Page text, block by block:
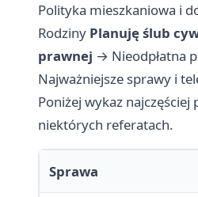
Polityka mieszkaniowa i
Rodziny Planuję ślub
prawnej → Nieodpłatna
Najważniejsze sprawy i
Poniżej wykaz
niektórych referatach.
Sprawa